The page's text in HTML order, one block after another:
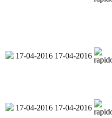
17-04-2016 17-04-2016
17-04-2016 17-04-2016